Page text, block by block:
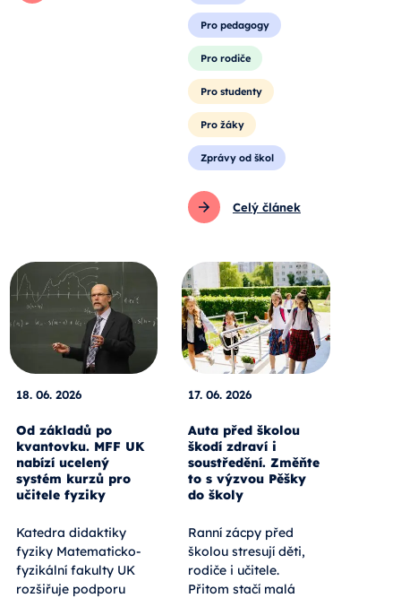
Pro pedagogy
Pro rodiče
Pro studenty
Pro žáky
Zprávy od škol
Celý článek
18. 06. 2026
Od základů po
kvantovku. MFF UK
nabízí ucelený
systém kurzů pro
učitele fyziky
Katedra didaktiky
fyziky Matematicko-
fyzikální fakulty UK
rozšiřuje podporu
17. 06. 2026
Auta před školou
škodí zdraví i
soustředění. Změňte
to s výzvou Pěšky
do školy
Ranní zácpy před
školou stresují děti,
rodiče i učitele.
Přitom stačí malá